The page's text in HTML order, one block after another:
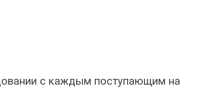
с каждым поступающим на